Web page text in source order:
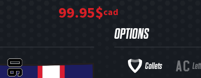
99.95$cad
OPTIONS
Collets